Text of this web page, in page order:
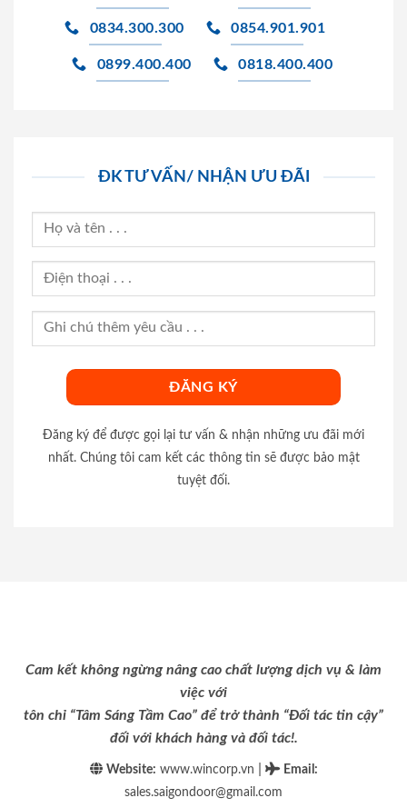
0834.300.300 0854.901.901
0899.400.400 0818.400.400
ĐK TƯ VẤN/ NHẬN ƯU ĐÃI
Đăng ký để được gọi lại tư vấn & nhận những ưu đãi mới
nhất. Chúng tôi cam kết các thông tin sẽ được bảo mật
tuyệt đối.
Cam kết không ngừng nâng cao chất lượng dịch vụ & làm
việc với
tôn chỉ “Tâm Sáng Tầm Cao” để trở thành “Đối tác tin cậy”
đối với khách hàng và đối tác!.
Website: www.wincorp.vn Email :
sales.saigondoor@gmail.com